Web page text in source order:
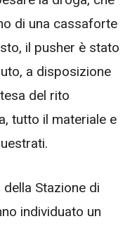
di una cassaforte
il pusher è stato
a disposizione
del rito
tutto il materiale e
Stazione di
individuato un